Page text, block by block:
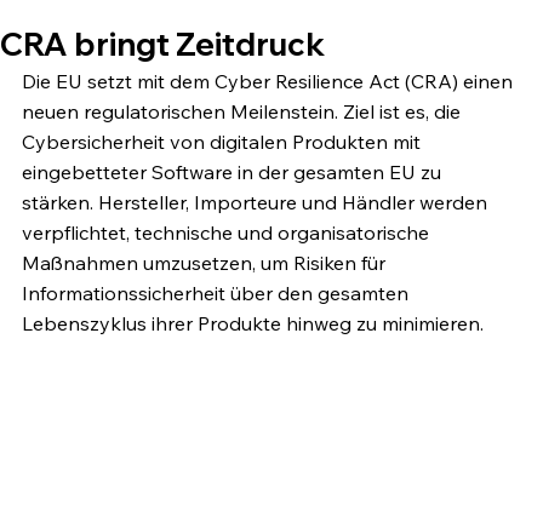
CRA bringt Zeitdruck
Die EU setzt mit dem Cyber Resilience Act (CRA) einen
neuen regulatorischen Meilenstein. Ziel ist es, die
Cybersicherheit von digitalen Produkten mit
eingebetteter Software in der gesamten EU zu
stärken. Hersteller, Importeure und Händler werden
verpflichtet, technische und organisatorische
Maßnahmen umzusetzen, um Risiken für
Informationssicherheit über den gesamten
Lebenszyklus ihrer Produkte hinweg zu minimieren.